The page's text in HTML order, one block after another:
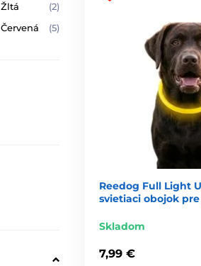
Žltá
(2)
Červená (5)
Reedog Full Light
svietiaci obojok
Skladom
7,99 €